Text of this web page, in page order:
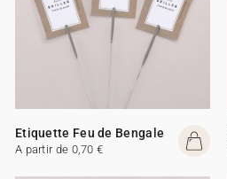
Etiquette Feu de Bengale
A partir de 0,70 €